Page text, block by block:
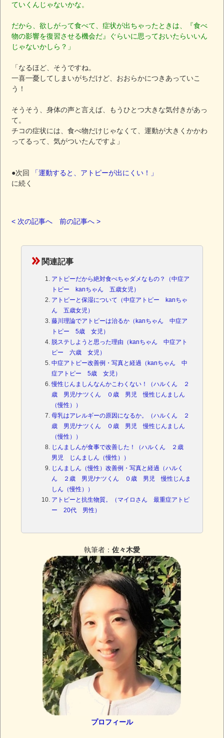
ていくんじゃないかな。
だから、欲しがって食べて、症状が出ちゃったときは、『食べ
物の影響を復習させる機会だ』ぐらいに思っておいたらいいん
じゃないかしら？」
「なるほど、そうですね。
一喜一憂してしまいがちだけど、おおらかにつきあっていこ
う！
そうそう、身体の声と言えば、もうひとつ大きな気付きがあっ
て。
チコの症状には、食べ物だけじゃなくて、運動が大きくかかわ
ってるって、気がついたんですよ」
●次回
「運動すると、アトピーが出にくい！」
に続く
< 次の記事へ 前の記事へ >
関連記事
アトピーだから絶対食べちゃダメなもの？（中症ア
トピー kanちゃん 五歳女児）
アトピーと保湿について（中症アトピー kanちゃ
ん 五歳女児）
藤川理論でアトピーは治るか（kanちゃん 中症ア
トピー 5歳 女児）
脱ステしようと思った理由（kanちゃん 中症アト
ピー 六歳 女児）
中症アトピー改善例・写真と経過（kanちゃん 中
症アトピー 5歳 女児）
慢性じんましんなんかこわくない！（ハルくん ２
歳 男児/ナツくん ０歳 男児 慢性じんましん
（慢性））
母乳はアレルギーの原因になるか。（ハルくん ２
歳 男児/ナツくん ０歳 男児 慢性じんましん
（慢性））
じんましんが食事で改善した！（ハルくん ２歳
男児 じんましん（慢性））
じんましん（慢性）改善例・写真と経過（ハルく
ん ２歳 男児/ナツくん ０歳 男児 慢性じんま
しん（慢性））
アトピーと抗生物質。（マイロさん 最重症アトピ
ー 20代 男性）
執筆者： 佐々木愛
プロフィール